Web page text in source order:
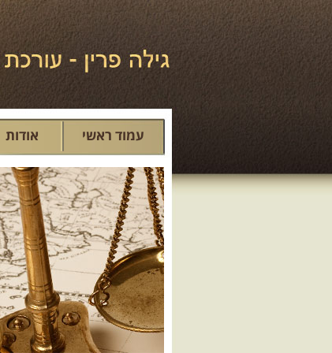
עמוד ראשי אודות